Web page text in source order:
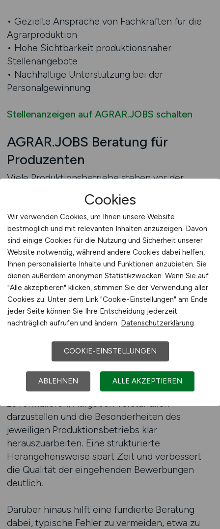
• Gezielte Ansprache von Fachkräften für die
Agrarproduktion
• Hohe Sichtbarkeit produktionsnaher
Stellenangebote
• Nachhaltige Unterstützung bei der
Personalgewinnung
Stellenanzeigen auf AGRAR.JOBS schalten
AGRAR.JOBS Beratung für
Produzenten
Viele Produktionsbetriebe stehen vor der
attraktiv darzustellen. Häufig liegt das Problem
nicht im Betrieb selbst, sondern in der
Formulierung der Anforderungen oder der
Auswahl geeigneter Veröffentlichungswege.
Gerade Betriebe ohne eigene Personalabteilung
müssen Recruiting parallel zum operativen
Tagesgeschäft bewältigen, was zu
Unsicherheiten und Zeitdruck führen kann.
AGRAR.JOBS unterstützt Produzenten mit einer
Veröffentlichung von Stellenanzeigen. Dabei
stehen praxisnahe Einschätzungen im
Vordergrund, die auf Erfahrung im Agrarumfeld
basieren. Ziel ist es, Anforderungen realistisch
zu formulieren, Aufgaben verständlich
darzustellen und die Besonderheiten des
jeweiligen Produktionsbetriebs klar
herauszuarbeiten. Eine strukturierte
Herangehensweise spart Zeit und verbessert
die Qualität der eingehenden Bewerbungen
deutlich.
Darüber hinaus hilft eine fundierte Beratung
dabei, typische Fehler zu vermeiden, etwa zu
Cookies
Wir verwenden Cookies, um Ihnen unsere Website
bestmöglich und mit relevanten Inhalten anzuzeigen. Davon
sind einige Cookies für die Nutzung und Sicherheit unserer
Website notwendig, während andere Cookies dabei helfen,
Ihnen personalisierte Inhalte und Funktionen anzubieten. Sie
dienen außerdem anonymen Statistikzwecken. Wenn Sie auf
"Alle akzeptieren" klicken, stimmen Sie der Verwendung aller
Cookies zu. Unter dem Link "Cookie-Einstellungen" am Ende
jeder Seite können Sie Ihre Entscheidung jederzeit
nachträglich aufrufen und ändern. Datenschutzerklärung
COOKIE-EINSTELLUNGEN
ABLEHNEN ALLE AKZEPTIEREN